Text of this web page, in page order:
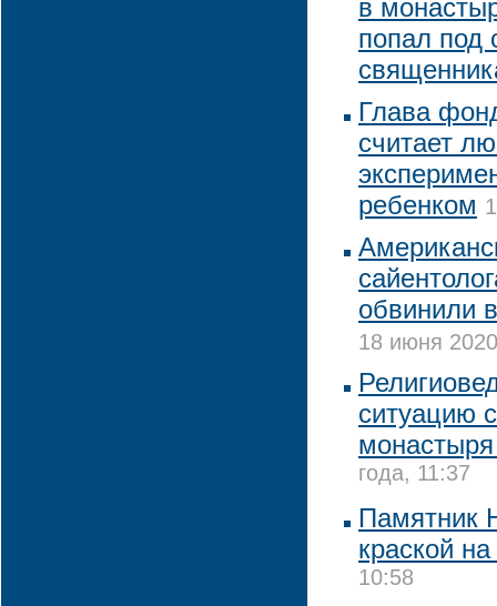
в
попал под
Глава
считает
ребенком
обвинили
18 июня
ситуацию
года, 11:37
Памятник
краской
10:58